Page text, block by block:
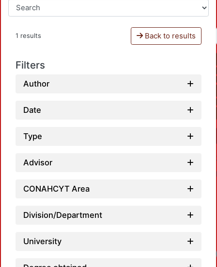
1 results Back to results
Filters
Author
Date
Type
Advisor
CONAHCYT Area
Division/Department
University